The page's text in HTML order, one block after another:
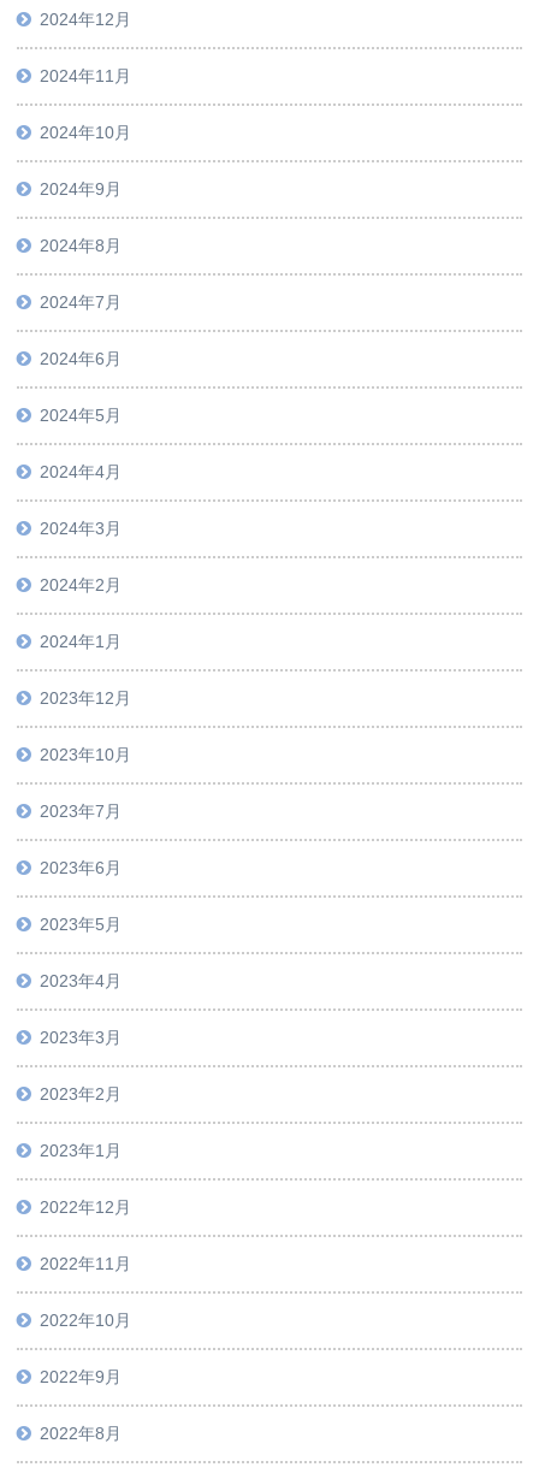
2024年12月
2024年11月
2024年10月
2024年9月
2024年8月
2024年7月
2024年6月
2024年5月
2024年4月
2024年3月
2024年2月
2024年1月
2023年12月
2023年10月
2023年7月
2023年6月
2023年5月
2023年4月
2023年3月
2023年2月
2023年1月
2022年12月
2022年11月
2022年10月
2022年9月
2022年8月